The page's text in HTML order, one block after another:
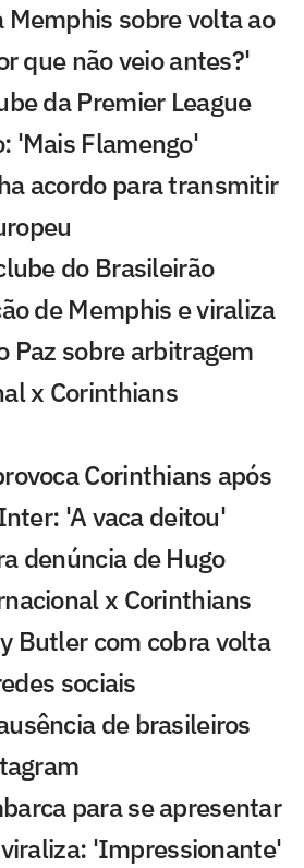
sobre volta ao
que não veio antes?'
da Premier League
'Mais Flamengo'
acordo para transmitir
do Brasileirão
de Memphis e viraliza
Paz sobre arbitragem
x Corinthians
Corinthians após
'A vaca deitou'
denúncia de Hugo
x Corinthians
Butler com cobra volta
sociais
de brasileiros
para se apresentar
'Impressionante'